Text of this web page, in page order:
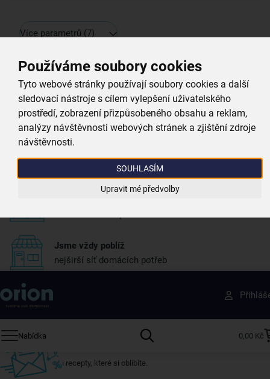
Používáme soubory cookies
Tyto webové stránky používají soubory cookies a další
sledovací nástroje s cílem vylepšení uživatelského
prostředí, zobrazení přizpůsobeného obsahu a reklam,
analýzy návštěvnosti webových stránek a zjištění zdroje
návštěvnosti.
SOUHLASÍM
Upravit mé předvolby
Více parametrů (7)
Proč si vybrat právě nás
Doprava zdarma
při nákupu nad 999 Kč
máme téměr vše skladem
Jsme vždy poblíž
nejširší síť domácích potřeb
Nabídka 0,00 Kč
Získejte rady, recepty a tipy na slevy dřív než
ostatní
Přihlaste se k odběru našeho newsletteru.
i recepty, které si oblíbíte.